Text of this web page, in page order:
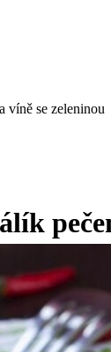
víně se zeleninou